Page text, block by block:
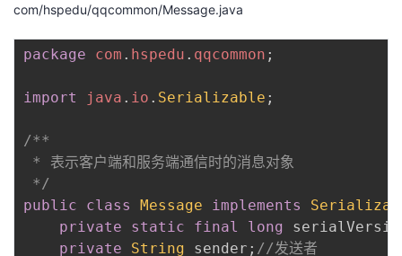
com/hspedu/qqcommon/Message.java
package com . hspedu . qqcommon ;
import java . io . Serializable ;
/**
* 表示客户端和服务端通信时的消息对象
*/
public
class Message implements
private
static final long
private
String sender ; //发送者